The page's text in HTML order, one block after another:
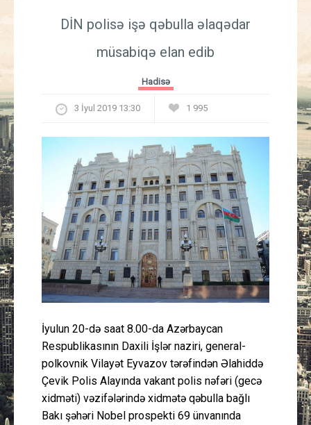
İqtisadiyyat
Güney Azərbaycan
Mədəniyyət
Müsahibə
İdman
Layihə
Cəmiyyət
DİN polisə işə qəbulla əlaqədar
müsabiqə elan edib
Hadisə
3 İyul 2019 13:30 1 995
İyulun 20-də saat 8.00-da Azərbaycan
Respublikasının Daxili İşlər naziri, general-
polkovnik Vilayət Eyvazov tərəfindən Əlahiddə
Çevik Polis Alayında vakant polis nəfəri (gecə
xidməti) vəzifələrində xidmətə qəbulla bağlı
Bakı şəhəri Nobel prospekti 69 ünvanında